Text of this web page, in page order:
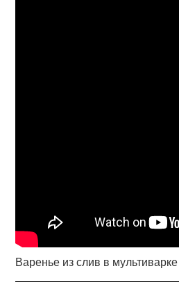
Варенье из слив в